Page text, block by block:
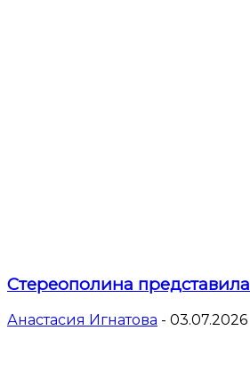
Стереополина
Анастасия Игнатова - 03.07.2026